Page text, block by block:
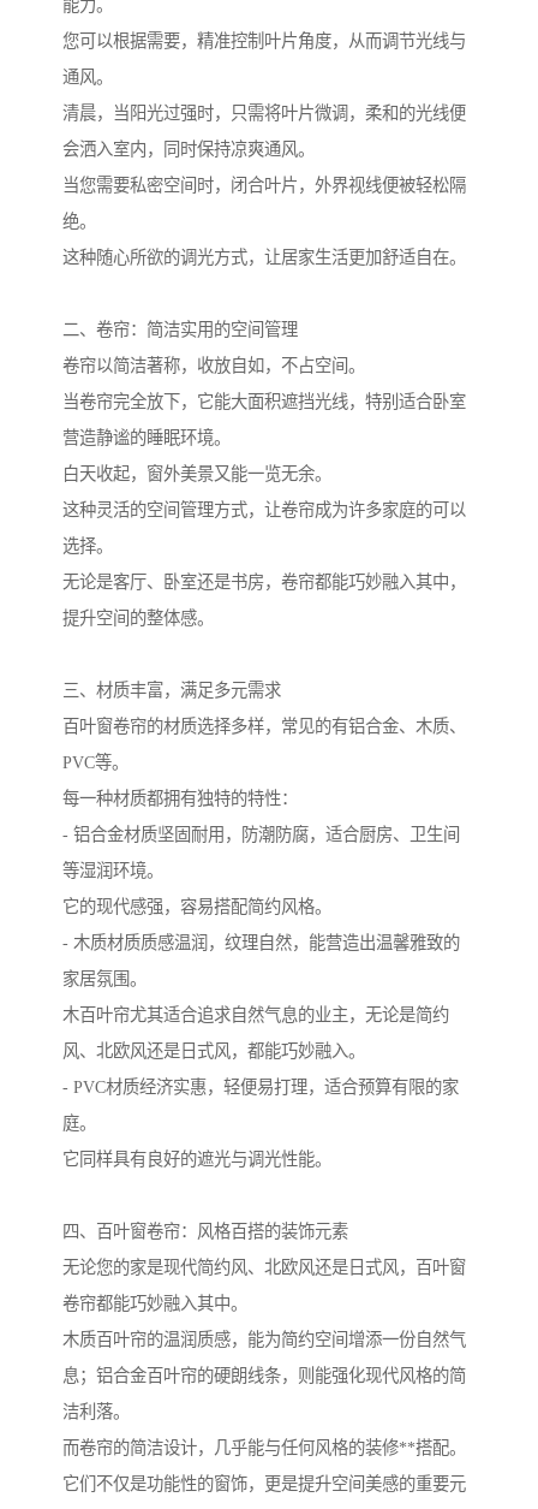
能力。
您可以根据需要，精准控制叶片角度，从而调节光线与
通风。
清晨，当阳光过强时，只需将叶片微调，柔和的光线便
会洒入室内，同时保持凉爽通风。
当您需要私密空间时，闭合叶片，外界视线便被轻松隔
绝。
这种随心所欲的调光方式，让居家生活更加舒适自在。
二、卷帘：简洁实用的空间管理
卷帘以简洁著称，收放自如，不占空间。
当卷帘完全放下，它能大面积遮挡光线，特别适合卧室
营造静谧的睡眠环境。
白天收起，窗外美景又能一览无余。
这种灵活的空间管理方式，让卷帘成为许多家庭的可以
选择。
无论是客厅、卧室还是书房，卷帘都能巧妙融入其中，
提升空间的整体感。
三、材质丰富，满足多元需求
百叶窗卷帘的材质选择多样，常见的有铝合金、木质、
PVC等。
每一种材质都拥有独特的特性：
- 铝合金材质坚固耐用，防潮防腐，适合厨房、卫生间
等湿润环境。
它的现代感强，容易搭配简约风格。
- 木质材质质感温润，纹理自然，能营造出温馨雅致的
家居氛围。
木百叶帘尤其适合追求自然气息的业主，无论是简约
风、北欧风还是日式风，都能巧妙融入。
- PVC材质经济实惠，轻便易打理，适合预算有限的家
庭。
它同样具有良好的遮光与调光性能。
四、百叶窗卷帘：风格百搭的装饰元素
无论您的家是现代简约风、北欧风还是日式风，百叶窗
卷帘都能巧妙融入其中。
木质百叶帘的温润质感，能为简约空间增添一份自然气
息；铝合金百叶帘的硬朗线条，则能强化现代风格的简
洁利落。
而卷帘的简洁设计，几乎能与任何风格的装修**搭配。
它们不仅是功能性的窗饰，更是提升空间美感的重要元